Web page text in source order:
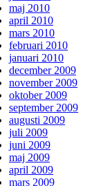
maj 2010
april 2010
mars 2010
februari 2010
januari 2010
december 2009
november 2009
oktober 2009
september 2009
augusti 2009
juli 2009
juni 2009
maj 2009
april 2009
mars 2009